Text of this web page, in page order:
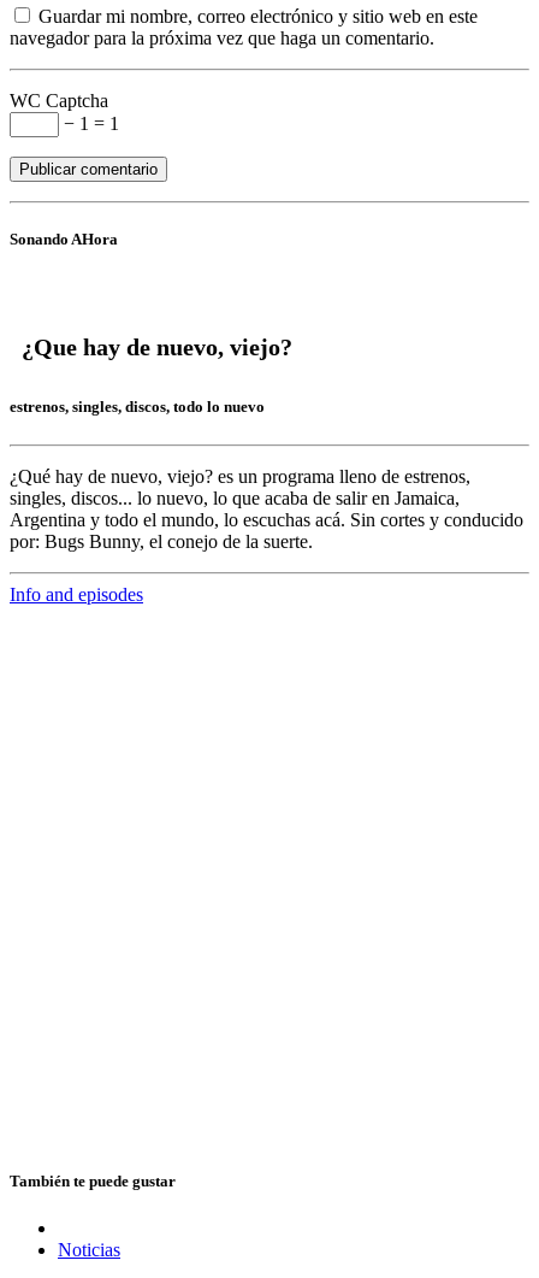
Guardar mi nombre, correo electrónico y sitio web en este
navegador para la próxima vez que haga un comentario.
WC Captcha
− 1 = 1
Sonando AHora
¿Que hay de nuevo, viejo?
estrenos, singles, discos, todo lo nuevo
¿Qué hay de nuevo, viejo? es un programa lleno de estrenos,
singles, discos... lo nuevo, lo que acaba de salir en Jamaica,
Argentina y todo el mundo, lo escuchas acá. Sin cortes y conducido
por: Bugs Bunny, el conejo de la suerte.
Info and episodes
También te puede gustar
Noticias